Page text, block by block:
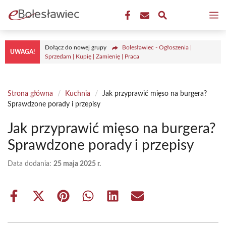
treści
UWAGA!
Dołącz do nowej grupy
Bolesławiec - Ogłoszenia |
Sprzedam | Kupię | Zamienię | Praca
Strona główna / Kuchnia /
Jak przyprawić mięso na burgera?
Sprawdzone porady i przepisy
Jak przyprawić mięso na burgera?
Sprawdzone porady i przepisy
Data dodania: 25 maja 2025 r.
Share
Share
(Twitter)
Share Share Share Share